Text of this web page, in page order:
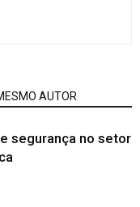
AUTOR
segurança no setor